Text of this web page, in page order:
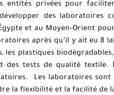
privées pour
des laboratoires
et au Moyen-Orient
après qu’il y ait eu 8
plastiques
tests de qualité textile.
Les laboratoires sont
la flexibilité et la facilité de